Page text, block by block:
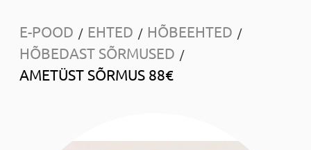
E-POOD / EHTED / HÕBEEHTED /
HÕBEDAST SÕRMUSED /
AMETÜST SÕRMUS 88€